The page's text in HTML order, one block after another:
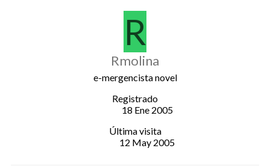
R
Rmolina
e-mergencista novel
Registrado
18 Ene 2005
Última visita
12 May 2005